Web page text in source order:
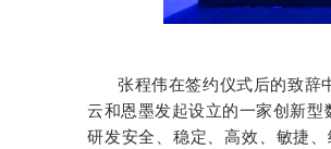
张程伟在签约仪式后的致辞
云和恩墨发起设立的一家创新
研发安全、稳定、高效、敏捷